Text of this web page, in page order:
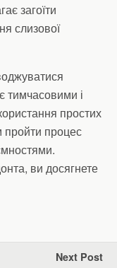
загоїти
слизової
тимчасовими і
простих
процес
ви досягнете
Next Post